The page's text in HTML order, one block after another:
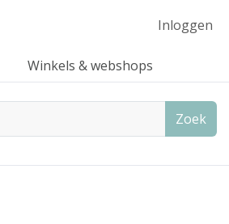
Inloggen
Winkels & webshops
Zoek